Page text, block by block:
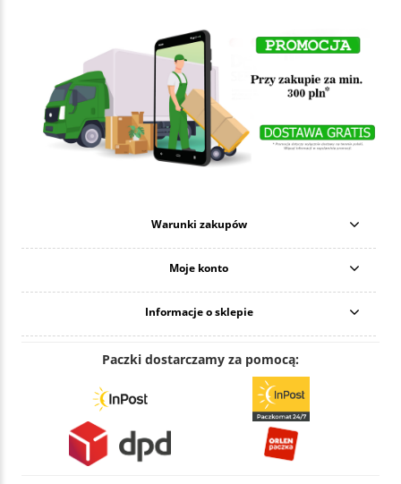
Warunki zakupów
Moje konto
Informacje o sklepie
Paczki dostarczamy za pomocą: